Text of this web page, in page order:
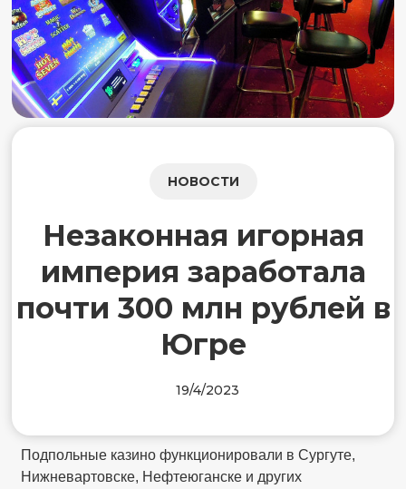
НОВОСТИ
Незаконная игорная
империя заработала
почти 300 млн рублей в
Югре
19/4/2023
Подпольные казино функционировали в Сургуте,
Нижневартовске, Нефтеюганске и других